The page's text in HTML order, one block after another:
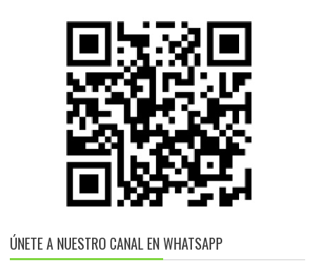
ÚNETE A NUESTRO CANAL EN WHATSAPP